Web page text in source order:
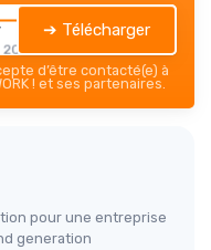
➔ Télécharger
d’être contacté(e) à
! et ses partenaires.
pour une entreprise
generation